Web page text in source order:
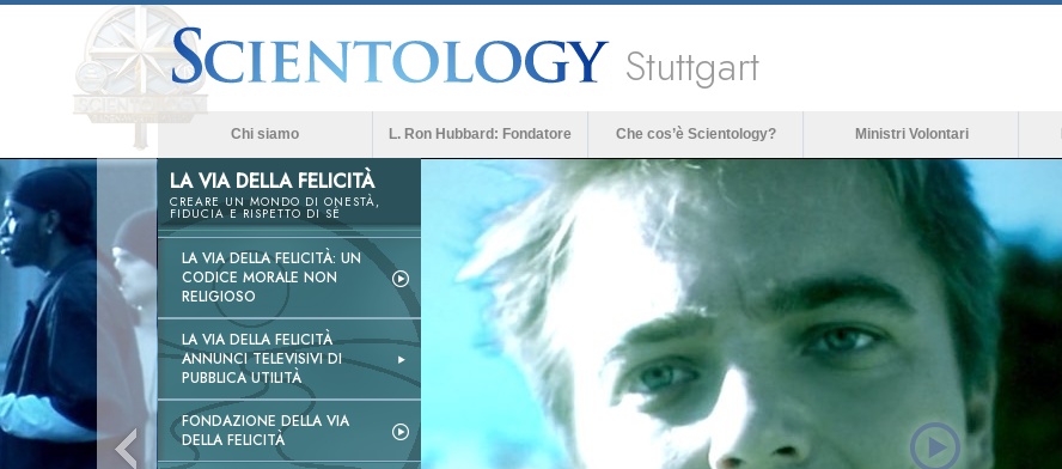
Stuttgart
Chi siamo L. Ron Hubbard: Fondatore Che cos’è Scientology? Ministri Volontari
LA VIA DELLA FELICITÀ
CREARE UN MONDO DI ONESTÀ,
FIDUCIA E RISPETTO DI SÉ
LA VIA DELLA FELICITÀ: UN
CODICE MORALE NON
RELIGIOSO
LA VIA DELLA FELICITÀ
ANNUNCI TELEVISIVI DI
PUBBLICA UTILITÀ
FONDAZIONE DELLA VIA
DELLA FELICITÀ